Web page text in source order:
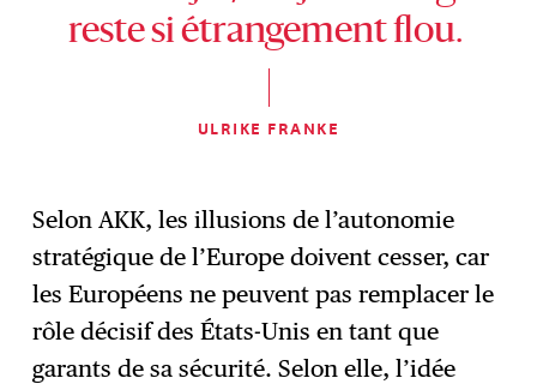
reste si étrangement flou.
ULRIKE FRANKE
Selon AKK, les illusions de l’autonomie
stratégique de l’Europe doivent cesser, car
les Européens ne peuvent pas remplacer le
rôle décisif des États-Unis en tant que
garants de sa sécurité. Selon elle, l’idée